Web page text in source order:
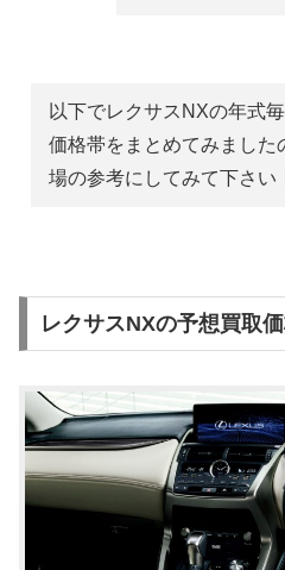
以下でレクサスNXの年式
価格帯をまとめてみました
場の参考にしてみて下さい
レクサスNXの予想買取